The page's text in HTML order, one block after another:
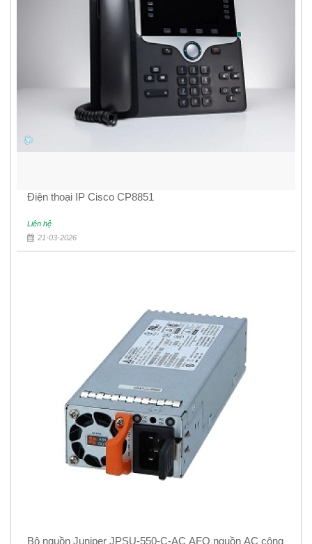
Điện thoại IP Cisco CP8851
Liên hệ
21-03-2026
Bộ nguồn Juniper JPSU-550-C-AC AFO nguồn AC công